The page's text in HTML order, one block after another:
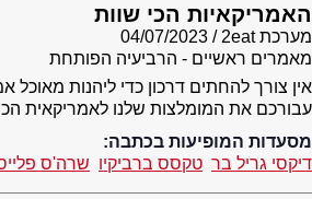
האמריקאיות הכי שוות
מערכת 2eat
04/07/2023
מאמרים ראשיים - הרביעיה הפותחת
אין צורך להחתים דרכון כדי ליהנות מאוכל
עבורכם את המומלצות שלנו לאמריקאית
מסעדות המופיעות בכתבה:
דיקסי גריל בר טקסס ברביקיו שרה'ס